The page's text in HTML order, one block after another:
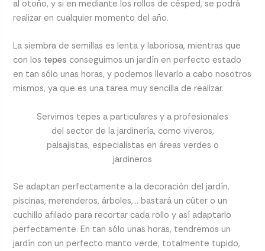
al otoño, y si en mediante los rollos de césped, se podrá
realizar en cualquier momento del año.
La siembra de semillas es lenta y laboriosa, mientras que
con los tepes conseguimos un jardín en perfecto estado
en tan sólo unas horas, y podemos llevarlo a cabo nosotros
mismos, ya que es una tarea muy sencilla de realizar.
Servimos tepes a particulares y a profesionales
del sector de la jardinería, como viveros,
paisajistas, especialistas en áreas verdes o
jardineros
Se adaptan perfectamente a la decoración del jardín,
piscinas, merenderos, árboles,… bastará un cúter o un
cuchillo afilado para recortar cada rollo y así adaptarlo
perfectamente. En tan sólo unas horas, tendremos un
jardín con un perfecto manto verde, totalmente tupido,